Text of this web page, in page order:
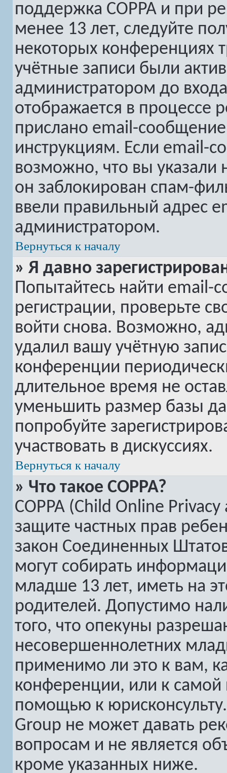
поддержка COPPA и при
менее 13 лет, следуйте
некоторых конференциях
учётные записи были
администратором до
отображается в процессе
прислано email-
инструкциям. Если email-
возможно, что вы указали
он заблокирован спам-
ввели правильный адрес
администратором.
Вернуться к началу
» Я давно
Попытайтесь найти email-
регистрации, проверьте
войти снова. Возможно,
удалил вашу учётную
конференции
длительное время не
уменьшить размер базы
попробуйте
участвовать в дискуссиях.
Вернуться к началу
» Что такое COPPA?
COPPA (Child Online
защите частных прав
закон Соединенных
могут собирать
младше 13 лет, иметь на
родителей. Допустимо
того, что опекуны
несовершеннолетних
применимо ли это к вам,
конференции, или к самой
помощью к
Group не может давать
вопросам и не является
кроме указанных ниже.